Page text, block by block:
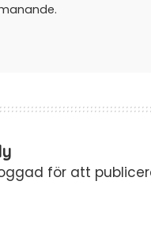
för att